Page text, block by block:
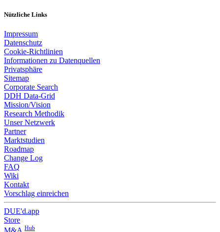
Nützliche Links
Impressum
Datenschutz
Cookie-Richtlinien
Informationen zu Datenquellen
Privatsphäre
Sitemap
Corporate Search
DDH Data-Grid
Mission/Vision
Research Methodik
Unser Netzwerk
Partner
Marktstudien
Roadmap
Change Log
FAQ
Wiki
Kontakt
Vorschlag einreichen
DUE'd.app
Store
Hub